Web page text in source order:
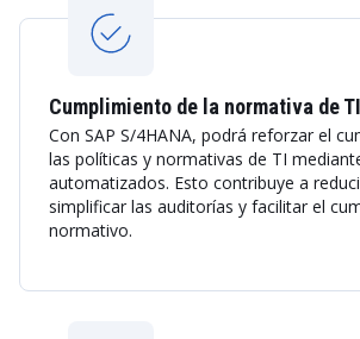
Cumplimiento de la normativa de TI
Con SAP S/4HANA, podrá reforzar el
las políticas y normativas de TI
automatizados. Esto contribuye a
simplificar las auditorías y facilitar el
normativo.